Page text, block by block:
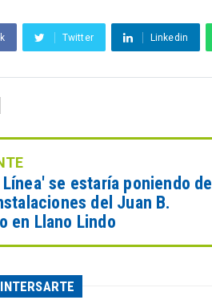
Twitter Linkedin
se estaría poniendo de
del Juan B.
en Llano Lindo